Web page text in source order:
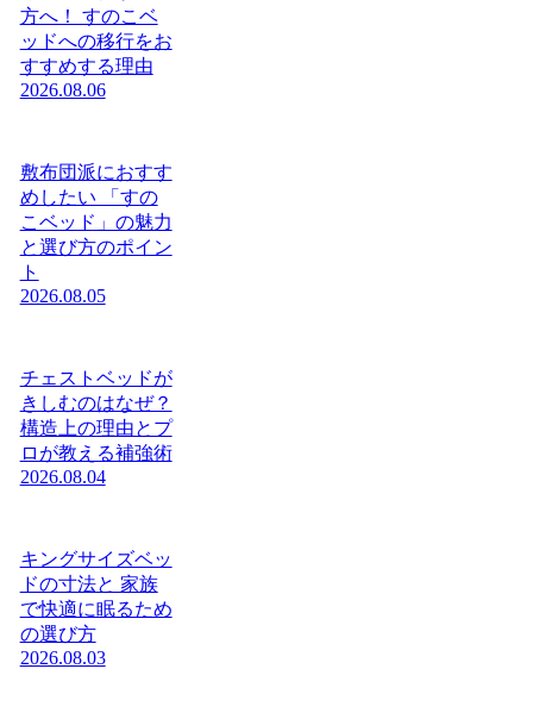
方へ！ すのこベ
ッドへの移行をお
すすめする理由
2026.08.06
敷布団派におすす
めしたい 「すの
こベッド」の魅力
と選び方のポイン
ト
2026.08.05
チェストベッドが
きしむのはなぜ？
構造上の理由とプ
ロが教える補強術
2026.08.04
キングサイズベッ
ドの寸法と 家族
で快適に眠るため
の選び方
2026.08.03